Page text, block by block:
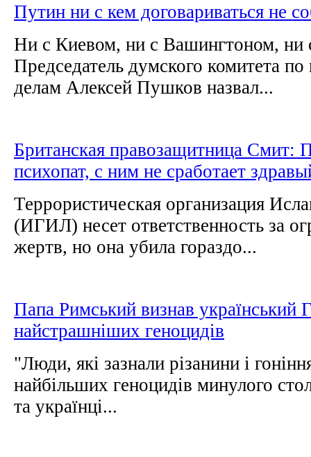
Путин ни с кем договариваться не
Ни с Киевом, ни с Вашингтоном, ни
Председатель думского комитета
делам Алексей Пушков назвал...
Британская правозащитница Смит:
психопат, с ним не сработает
Террористическая организация
(ИГИЛ) несет ответственность за
жертв, но она убила гораздо...
Папа Римський визнав український
найстрашніших геноцидів
"Люди, які зазнали різанини і
найбільших геноцидів минулого
та українці...